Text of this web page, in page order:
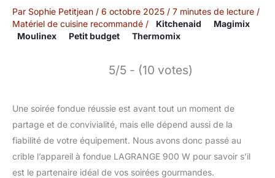
Par Sophie Petitjean / 6 octobre 2025 / 7 minutes de lecture /
Matériel de cuisine recommandé / Kitchenaid
Magimix
Moulinex
Petit budget Thermomix
5/5 - (10 votes)
Une soirée fondue réussie est avant tout un moment de
partage et de convivialité, mais elle dépend aussi de la
fiabilité de votre équipement. Nous avons donc passé au
crible l’appareil à fondue LAGRANGE 900 W pour savoir s’il
est le partenaire idéal de vos soirées gourmandes.